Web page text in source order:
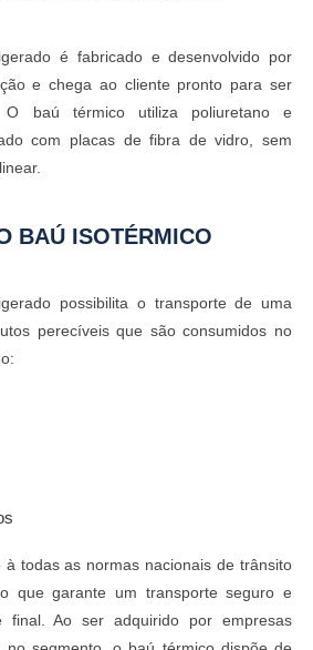
é fabricado e desenvolvido por
e chega ao cliente pronto para ser
O baú térmico utiliza poliuretano e
com placas de fibra de vidro, sem
BAÚ ISOTÉRMICO
possibilita o transporte de uma
perecíveis que são consumidos no
todas as normas nacionais de trânsito
que garante um transporte seguro e
final. Ao ser adquirido por empresas